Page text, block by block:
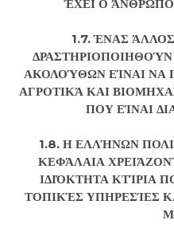
ΈΧΕΙ Ο
1.7. ΈΝΑΣ
ΑΚΟΛΟΎΘΩΝ ΕΊΝΑΙ ΝΑ
ΑΓΡΟΤΙΚΆ ΚΑΙ
ΠΟΥ ΕΊΝΑΙ
1.8. Η ΕΛΛΉΝΩΝ
ΚΕΦΆΛΑΙΑ
ΙΔΙΌΚΤΗΤΑ ΚΤΊΡΙΑ
ΤΟΠΙΚΈΣ ΥΠΗΡΕΣΊΕΣ